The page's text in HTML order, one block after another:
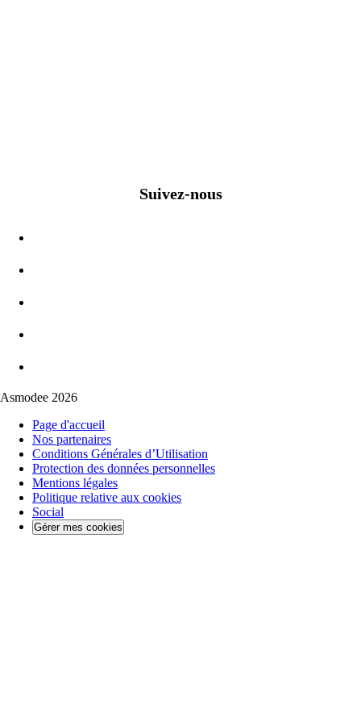
Suivez-nous
Asmodee 2026
Page d'accueil
Nos partenaires
Conditions Générales d’Utilisation
Protection des données personnelles
Mentions légales
Politique relative aux cookies
Social
Gérer mes cookies